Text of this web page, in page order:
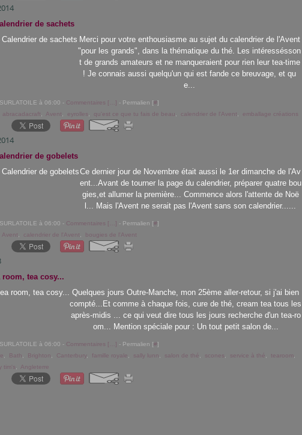
de sachets
Merci pour votre enthousiasme au sujet du calendrier de l'Avent
"pour les grands", dans la thématique du thé. Les intéressésson
t de grands amateurs et ne manqueraient pour rien leur tea-time
! Je connais aussi quelqu'un qui est fande ce breuvage, et qu
e...
à 06:00 - Commentaires [ ] - Permalien [#]
abracadacraft Avent eyrolles qu'est ce que tu fais de beau calendrier de l'Avent emballage créations
de gobelets
Ce dernier jour de Novembre était aussi le 1er dimanche de l'Av
ent...Avant de tourner la page du calendrier, préparer quatre bou
gies,et allumer la première... Commence alors l'attente de Noë
l... Mais l'Avent ne serait pas l'Avent sans son calendrier......
à 06:00 - Commentaires [ ] - Permalien [#]
Avent calendrier de l'Avent bougies de l'Avent
room, tea cosy...
Quelques jours Outre-Manche, mon 25ème aller-retour, si j'ai bien
compté...Et comme à chaque fois, cure de thé, cream tea tous les
après-midis ... ce qui veut dire tous les jours recherche d'un tea-ro
om... Mention spéciale pour : Un tout petit salon de...
à 06:00 - Commentaires [ ] - Permalien [#]
Bath Brighton Canterbury, famille royale sally lunn salon de thé scones service à thé tearoom
tim's Angleterre